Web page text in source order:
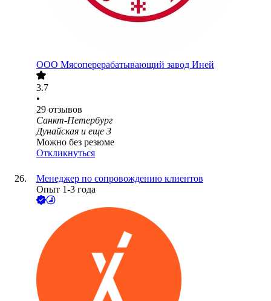
ООО Мясоперерабатывающий завод Иней
3.7
•
29 отзывов
Санкт-Петербург
Дунайская и еще 3
Можно без резюме
Откликнуться
Менеджер по сопровождению клиентов
Опыт 1-3 года